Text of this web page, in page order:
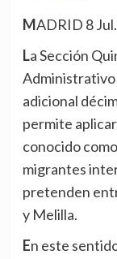
MADRID 8
La Sección Quinta de la Sala de lo Contencioso-
Administrativo
adicional
permite
conocido
migrantes
pretenden
y Melilla.
En este sentido, la sala dictamina que a estas